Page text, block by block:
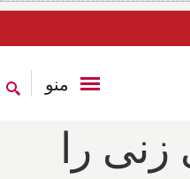
منو
را